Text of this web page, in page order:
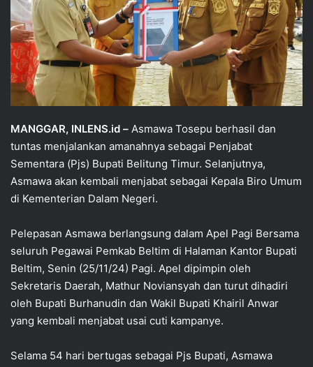
MANGGAR, INLENS.id – Asmawa Tosepu berhasil dan
tuntas menjalankan amanahnya sebagai Penjabat
Sementara (Pjs) Bupati Belitung Timur. Selanjutnya,
Asmawa akan kembali menjabat sebagai Kepala Biro Umum
di Kementerian Dalam Negeri.
Pelepasan Asmawa berlangsung dalam Apel Pagi Bersama
seluruh Pegawai Pemkab Beltim di Halaman Kantor Bupati
Beltim, Senin (25/11/24) Pagi. Apel dipimpin oleh
Sekretaris Daerah, Mathur Noviansyah dan turut dihadiri
oleh Bupati Burhanudin dan Wakil Bupati Khairil Anwar
yang kembali menjabat usai cuti kampanye.
Selama 54 hari bertugas sebagai Pjs Bupati, Asmawa